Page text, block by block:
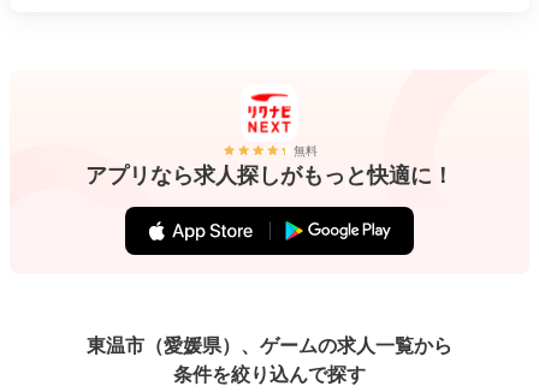
無料
アプリなら求人探しがもっと快適に！
東温市（愛媛県）、ゲームの求人一覧から
条件を絞り込んで探す